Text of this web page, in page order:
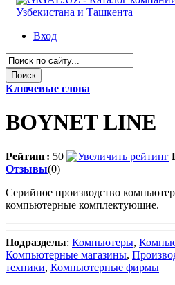
Вход
Ключевые слова
BOYNET LINE
Рейтинг: 50
Отзывы(0)
Серийное производство
компьютерные комплектующие.
Подразделы: Компьютеры,
Компьютерные магазины,
техники, Компьютерные фирмы